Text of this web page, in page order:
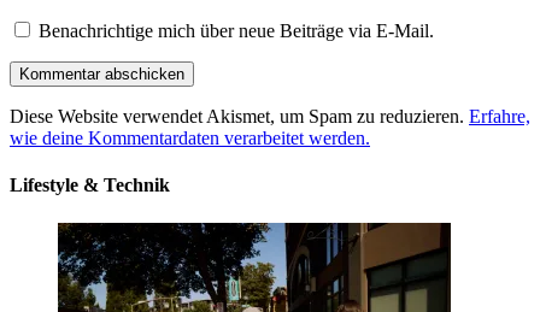
Benachrichtige mich über neue Beiträge via E-Mail.
Diese Website verwendet Akismet, um Spam zu reduzieren. Erfahre,
wie deine Kommentardaten verarbeitet werden.
Lifestyle & Technik